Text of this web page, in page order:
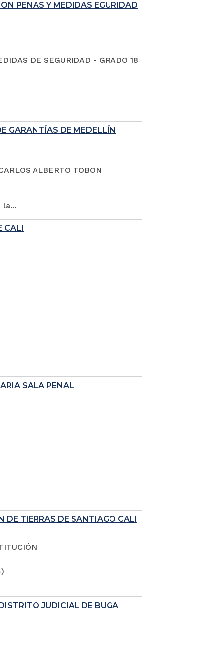
PENAS Y MEDIDAS EGURIDAD
DE SEGURIDAD - GRADO 18
GARANTÍAS DE MEDELLÍN
ALBERTO TOBON
la...
CALI
SALA PENAL
DE TIERRAS DE SANTIAGO CALI
JUDICIAL DE BUGA